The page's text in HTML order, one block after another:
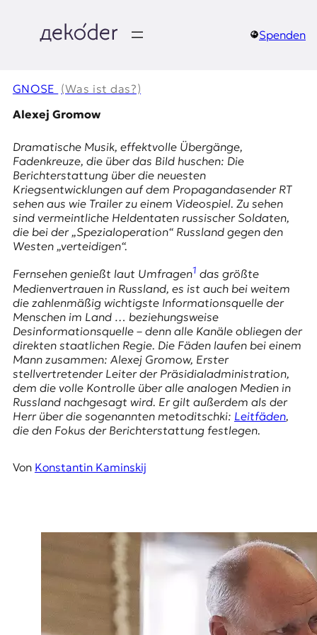
springen
e
k
o
d
e
r
|
D
E
K
O
D
E
R
Spenden
GNOSE (Was ist das?)
Alexej Gromow
Dramatische Musik, effektvolle Übergänge,
Fadenkreuze, die über das Bild huschen: Die
Berichterstattung über die neuesten
Kriegsentwicklungen auf dem Propagandasender RT
sehen aus wie Trailer zu einem Videospiel. Zu sehen
sind vermeintliche Heldentaten russischer Soldaten,
die bei der„Spezialoperation“Russland gegen den
Westen „verteidigen“.
Fernsehen genießt laut Umfragen1 das größte
Medienvertrauen in Russland, es ist auch bei weitem
die zahlenmäßig wichtigste Informationsquelle der
Menschen im Land … beziehungsweise
Desinformationsquelle – denn alle Kanäle obliegen der
direkten staatlichen Regie. Die Fäden laufen bei einem
Mann zusammen: Alexej Gromow, Erster
stellvertretender Leiter der Präsidialadministration,
dem die volle Kontrolle über alle analogen Medien in
Russland nachgesagt wird. Er gilt außerdem als der
Herr über die sogenannten metoditschki: Leitfäden,
die den Fokus der Berichterstattung festlegen.
Von Konstantin Kaminskij